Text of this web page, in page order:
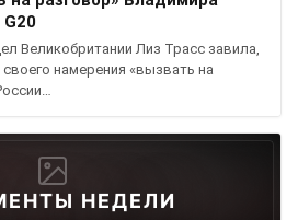
Великобритании Лиз Трасс завила,
намерения «вызвать на
НЕДЕЛИ